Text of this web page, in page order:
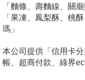
「麵條、壽麵線、關廟
「果凍、鳳梨酥、桃
瑪」
本公司提供「信用卡
帳、超商付款、綠界